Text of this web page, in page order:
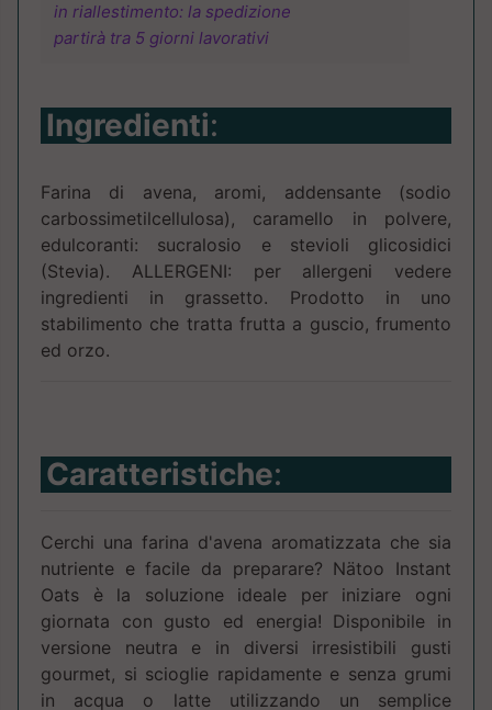
in riallestimento: la spedizione
partirà tra 5 giorni lavorativi
Ingredienti:
Farina di avena, aromi, addensante (sodio
carbossimetilcellulosa), caramello in polvere,
edulcoranti: sucralosio e stevioli glicosidici
(Stevia). ALLERGENI: per allergeni vedere
ingredienti in grassetto. Prodotto in uno
stabilimento che tratta frutta a guscio, frumento
ed orzo.
Caratteristiche:
Cerchi una farina d'avena aromatizzata che sia
nutriente e facile da preparare? Nätoo Instant
Oats è la soluzione ideale per iniziare ogni
giornata con gusto ed energia! Disponibile in
versione neutra e in diversi irresistibili gusti
gourmet, si scioglie rapidamente e senza grumi
in acqua o latte utilizzando un semplice